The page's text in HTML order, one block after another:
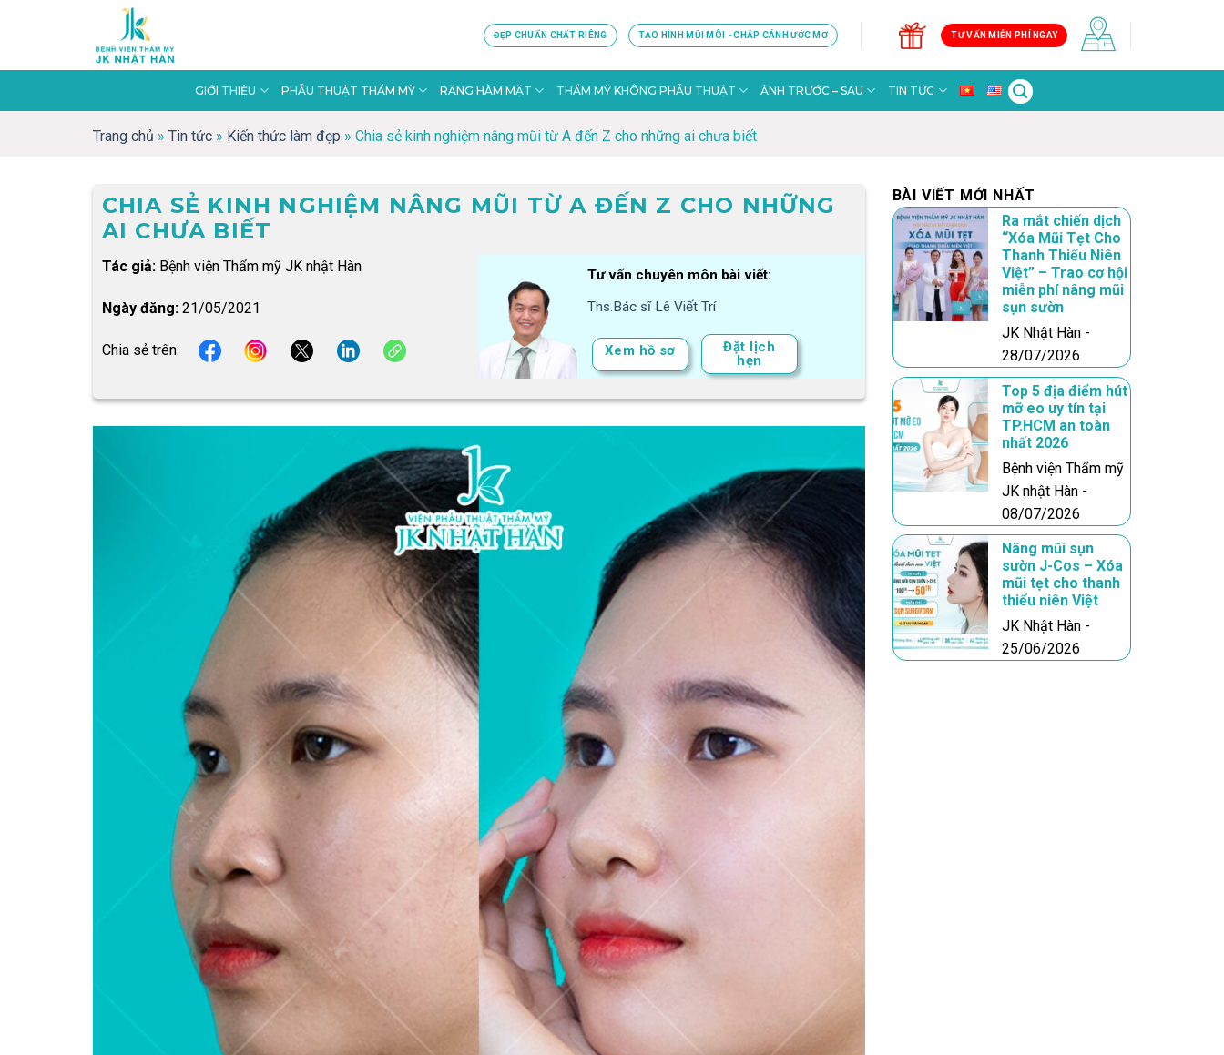
ĐẸP CHUẨN CHẤT RIÊNG TẠO HÌNH MŨI MÔI - CHẮP CÁNH ƯỚC MƠ TƯ VẤN MIỄN PHÍ NGAY
GIỚI THIỆU PHẪU THUẬT THẨM MỸ RĂNG HÀM MẶT THẨM MỸ KHÔNG PHẪU THUẬT ẢNH TRƯỚC – SAU TIN TỨC
Trang chủ » Tin tức » Kiến thức làm đẹp » Chia sẻ kinh nghiệm nâng mũi từ A đến Z cho những ai chưa biết
CHIA SẺ KINH NGHIỆM NÂNG MŨI TỪ A ĐẾN Z CHO NHỮNG
AI CHƯA BIẾT
Tác giả:Bệnh viện Thẩm mỹ JK nhật Hàn
Ngày đăng:21/05/2021
Chia sẻ trên:
Tư vấn chuyên môn bài viết:
Ths.Bác sĩ Lê Viết Trí
Xem hồ sơ
Đặt lịch
hẹn
BÀI VIẾT MỚI NHẤT
Ra mắt chiến dịch
“Xóa Mũi Tẹt Cho
Thanh Thiếu Niên
Việt” – Trao cơ hội
miễn phí nâng mũi
sụn sườn
JK Nhật Hàn -
28/07/2026
Top 5 địa điểm hút
mỡ eo uy tín tại
TP.HCM an toàn
nhất 2026
Bệnh viện Thẩm mỹ
JK nhật Hàn -
08/07/2026
Nâng mũi sụn
sườn J-Cos – Xóa
mũi tẹt cho thanh
thiếu niên Việt
JK Nhật Hàn -
25/06/2026